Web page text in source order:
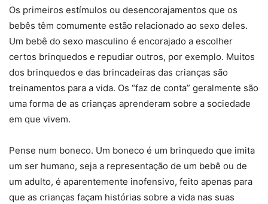
Os primeiros estímulos ou desencorajamentos que os
bebês têm comumente estão relacionado ao sexo deles.
Um bebê do sexo masculino é encorajado a escolher
certos brinquedos e repudiar outros, por exemplo. Muitos
dos brinquedos e das brincadeiras das crianças são
treinamentos para a vida. Os “faz de conta” geralmente são
uma forma de as crianças aprenderam sobre a sociedade
em que vivem.
Pense num boneco. Um boneco é um brinquedo que imita
um ser humano, seja a representação de um bebê ou de
um adulto, é aparentemente inofensivo, feito apenas para
que as crianças façam histórias sobre a vida nas suas